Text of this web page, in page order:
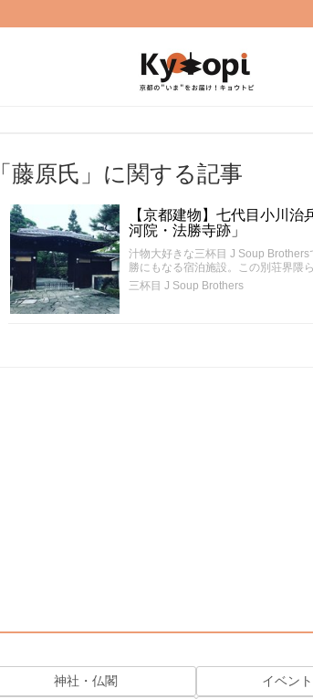
「藤原氏」に関する記事
【京都建物】七代目小川
河院・法勝寺跡」
汁物大好きな三杯目 J Soup
勝にもなる宿泊施設。この別荘界隈
三杯目 J Soup Brothers
神社・仏閣 イベン